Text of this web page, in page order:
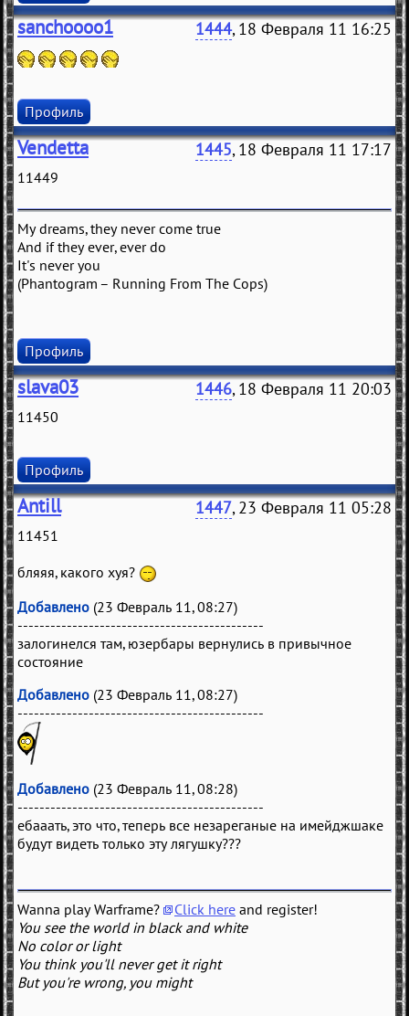
sanchoooo1 1444, 18 Февраля 11 16:25
Профиль
Vendetta 1445, 18 Февраля 11 17:17
11449
My dreams, they never come true
And if they ever, ever do
It's never you
(Phantogram – Running From The Cops)
Профиль
slava03 1446, 18 Февраля 11 20:03
11450
Профиль
Antill 1447, 23 Февраля 11 05:28
11451
бляяя, какого хуя?
Добавлено (23 Февраль 11, 08:27)
---------------------------------------------
залогинелся там, юзербары вернулись в привычное
состояние
Добавлено (23 Февраль 11, 08:27)
---------------------------------------------
Добавлено (23 Февраль 11, 08:28)
---------------------------------------------
ебааать, это что, теперь все незареганые на имейджшаке
будут видеть только эту лягушку???
Wanna play Warframe? Click here and register!
You see the world in black and white
No color or light
You think you'll never get it right
But you're wrong, you might